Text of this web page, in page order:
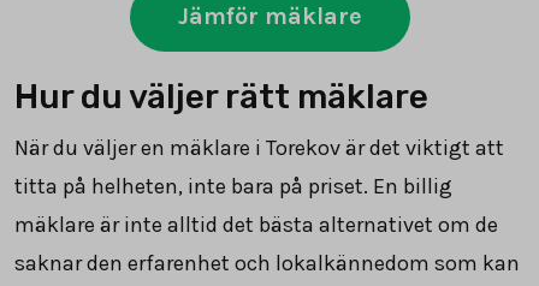
Jämför mäklare
Hur du väljer rätt mäklare
När du väljer en mäklare i Torekov är det viktigt att
titta på helheten, inte bara på priset. En billig
mäklare är inte alltid det bästa alternativet om de
saknar den erfarenhet och lokalkännedom som kan